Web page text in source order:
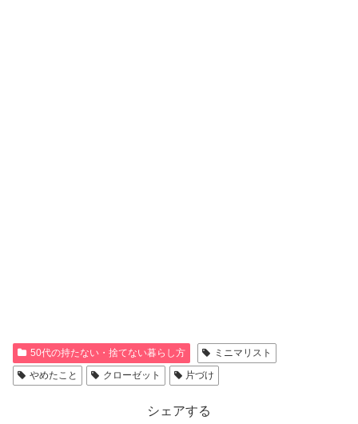
50代の持たない・捨てない暮らし方
ミニマリスト
やめたこと
クローゼット 片づけ
シェアする